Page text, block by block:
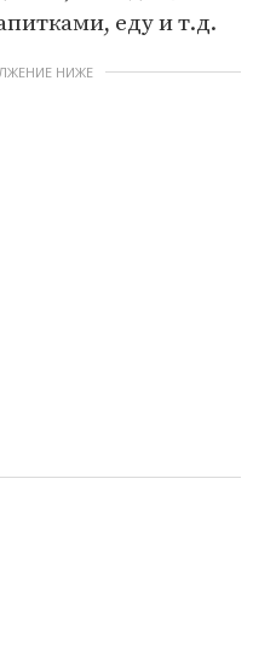
еду и т.д.
НИЖЕ